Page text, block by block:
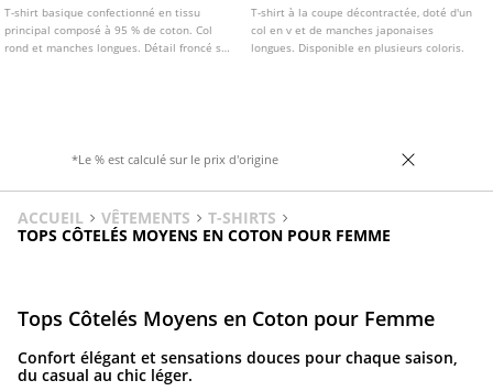
T-shirt basique confectionné en tissu
principal composé à 95 % de coton. Col
rond et manches longues. Détail froncé sur
T-shirt à la coupe décontractée, doté d'un
col en v et de manches japonaises
longues. Disponible en plusieurs coloris.
*Le % est calculé sur le prix d'origine
ACCUEIL VÊTEMENTS
T-SHIRTS
TOPS CÔTELÉS MOYENS EN COTON POUR FEMME
Tops Côtelés Moyens en Coton pour Femme
Confort élégant et sensations douces pour chaque saison,
du casual au chic léger.